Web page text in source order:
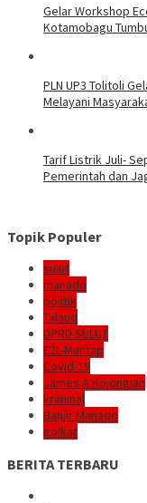
Gelar Workshop
Kotamobagu
PLN UP3 Tolitoli
Melayani
Tarif Listrik Juli-
Pemerintah dan
Topik Populer
sulut
manado
politik
Talaud
DPRD SULUT
E2L-Mantap
Covid-19
James A Kojongian
kriminal
Banjir Manado
golkar
BERITA TERBARU